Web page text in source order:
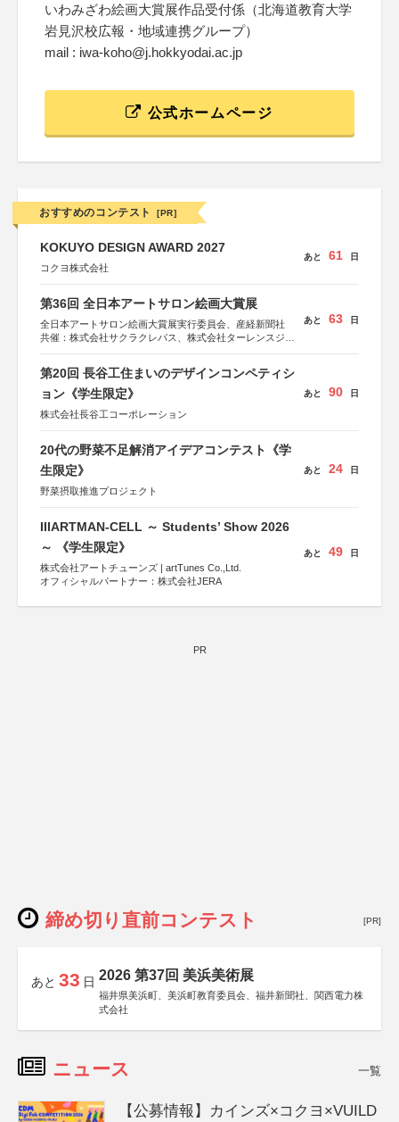
いわみざわ絵画大賞展作品受付係（北海道教育大学
岩見沢校広報・地域連携グループ）
mail : iwa-koho@j.hokkyodai.ac.jp
公式ホームページ
おすすめのコンテスト [PR]
KOKUYO DESIGN AWARD 2027
コクヨ株式会社
あと 61 日
第36回 全日本アートサロン絵画大賞展
全日本アートサロン絵画大賞展実行委員会、産経新聞社
共催：株式会社サクラクレパス、株式会社ターレンスジャ
あと 63 日
第20回 長谷工住まいのデザインコンペティシ
ョン《学生限定》
株式会社長谷工コーポレーション
あと 90 日
20代の野菜不足解消アイデアコンテスト《学
生限定》
野菜摂取推進プロジェクト
あと 24 日
IIIARTMAN-CELL ～ Students’ Show 2026
～ 《学生限定》
株式会社アートチューンズ | artTunes Co.,Ltd.
オフィシャルパートナー：株式会社JERA
あと 49 日
PR
締め切り直前コンテスト [PR]
あと 33 日 2026 第37回 美浜美術展
福井県美浜町、美浜町教育委員会、福井新聞社、関西電力株
式会社
ニュース 一覧
【公募情報】カインズ×コクヨ×VUILD